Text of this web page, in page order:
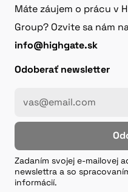
Máte záujem o prácu v
Group? Ozvite sa nám
info@highgate.sk
Odoberať newsletter
Zadaním svojej e-mailovej
newslettra a so
informácií.